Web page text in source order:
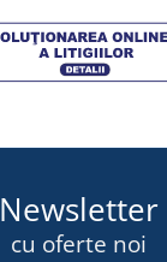
Newsletter
cu oferte noi